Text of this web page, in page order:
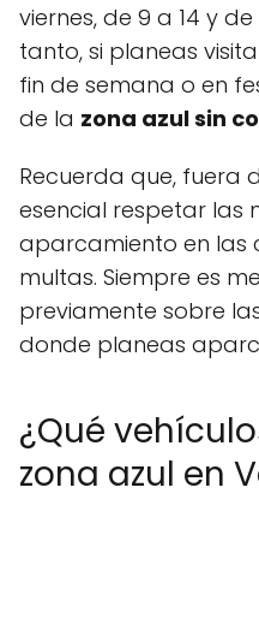
viernes, de 9 a 14 y
tanto, si planeas
fin de semana o en
de la zona azul sin
Recuerda que, fuera
esencial respetar las
aparcamiento en las
multas. Siempre es
previamente sobre
donde planeas
¿Qué
zona azul en